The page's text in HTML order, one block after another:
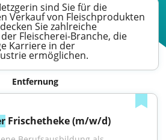
sind Sie für die
Verkauf von Fleischprodukten
Sie zahlreiche
Fleischerei-Branche, die
Karriere in der
ermöglichen.
Entfernung
Frischetheke (m/w/d)